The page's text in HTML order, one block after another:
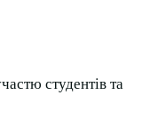
студентів та